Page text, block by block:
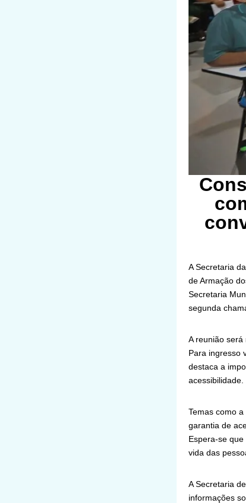
A Secretaria
de Armação
Secretaria
segunda
A reunião
Para ingresso
destaca a
acessibilidade.
Temas como
garantia de
Espera-se
vida das
A Secretaria
informações